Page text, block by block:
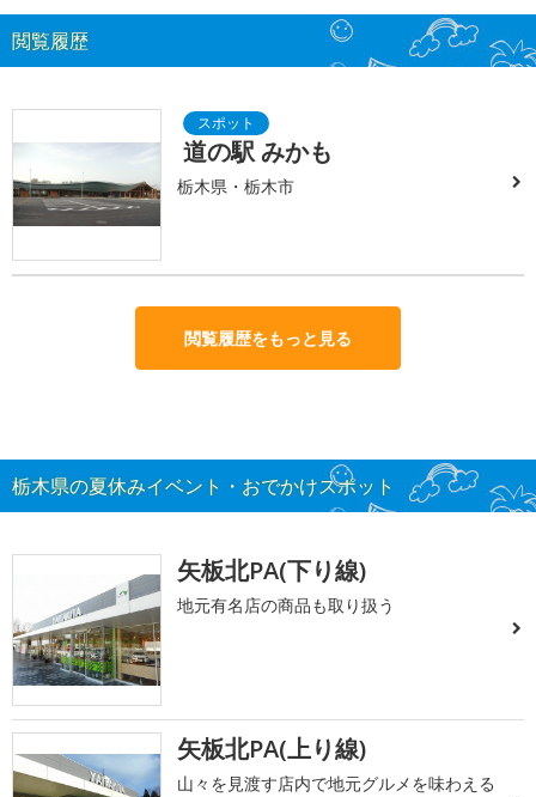
閲覧履歴
道の駅 みかも
栃木県・栃木市
閲覧履歴をもっと見る
栃木県の夏休みイベント・おでかけスポット
矢板北PA(下り線)
地元有名店の商品も取り扱う
矢板北PA(上り線)
山々を見渡す店内で地元グルメを味わえる